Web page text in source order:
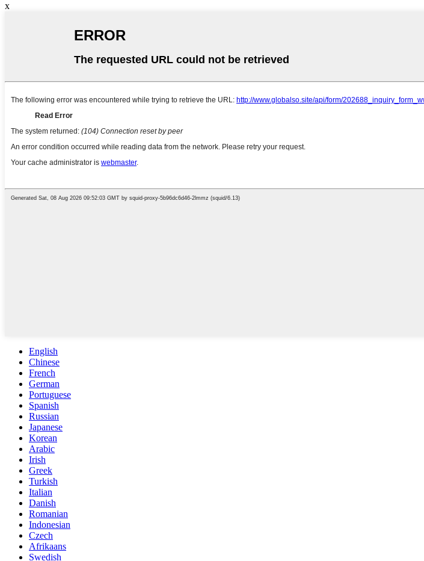
x
English
Chinese
French
German
Portuguese
Spanish
Russian
Japanese
Korean
Arabic
Irish
Greek
Turkish
Italian
Danish
Romanian
Indonesian
Czech
Afrikaans
Swedish